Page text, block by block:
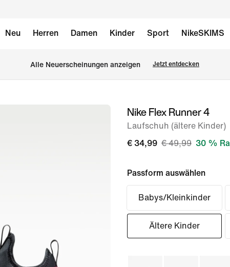
Neu Herren Damen Kinder Sport NikeSKIMS
Alle Neuerscheinungen anzeigen Jetzt entdecken
Bild 1Nike Flex Runner 4
Laufschuh (ältere Kinder)
€ 34,99 € 49,99 30 %
Passform auswählen
Babys/Kleinkinder
Ältere Kinder